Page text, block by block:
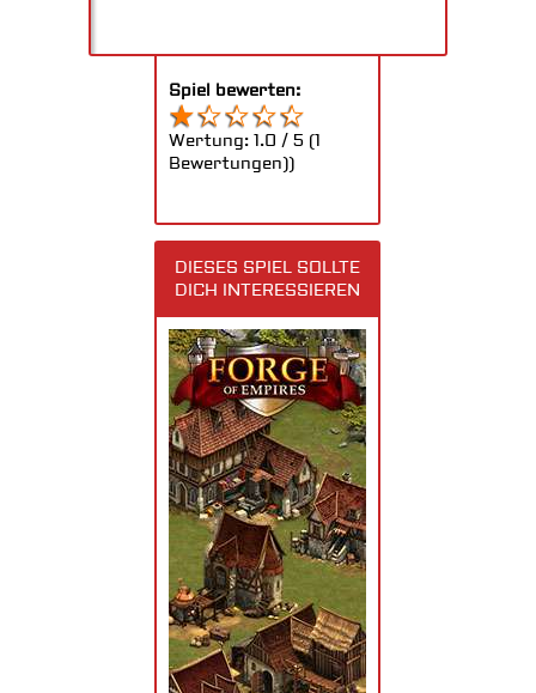
Spiel bewerten:
Wertung: 1.0 / 5 (1
Bewertungen))
DIESES SPIEL SOLLTE
DICH INTERESSIEREN